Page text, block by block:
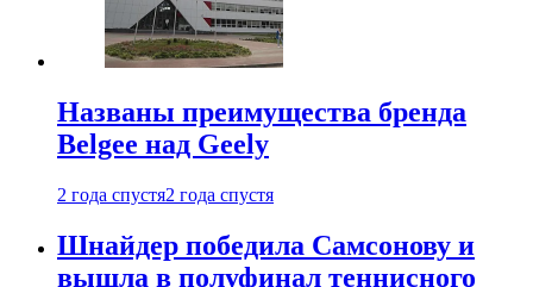
Названы преимущества бренда
Belgee над Geely
2 года спустя2 года спустя
Шнайдер победила Самсонову и
вышла в полуфинал теннисного